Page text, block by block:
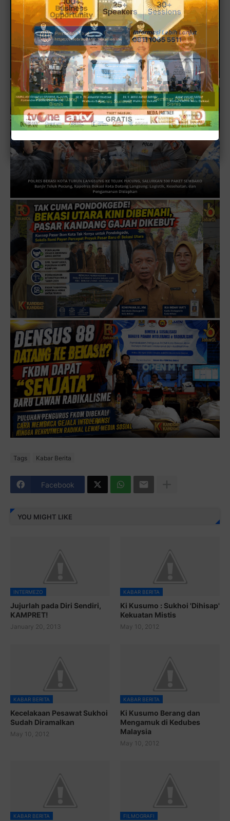
Tags Kabar Berita
Facebook
YOU MIGHT LIKE
INTERMEZO
Jujurlah pada Diri Sendiri,
KAMPRET!
January 20, 2013
KABAR BERITA
Ki Kusumo : Sukhoi 'Dihisap'
Kekuatan Mistis
May 10, 2012
KABAR BERITA
Kecelakaan Pesawat Sukhoi
Sudah Diramalkan
May 10, 2012
KABAR BERITA
Ki Kusumo Berang dan
Mengamuk di Kedubes
Malaysia
May 10, 2012
KABAR BERITA FILMOGRAFI